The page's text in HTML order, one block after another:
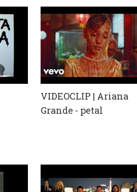
VIDEOCLIP | Ariana
Grande - petal